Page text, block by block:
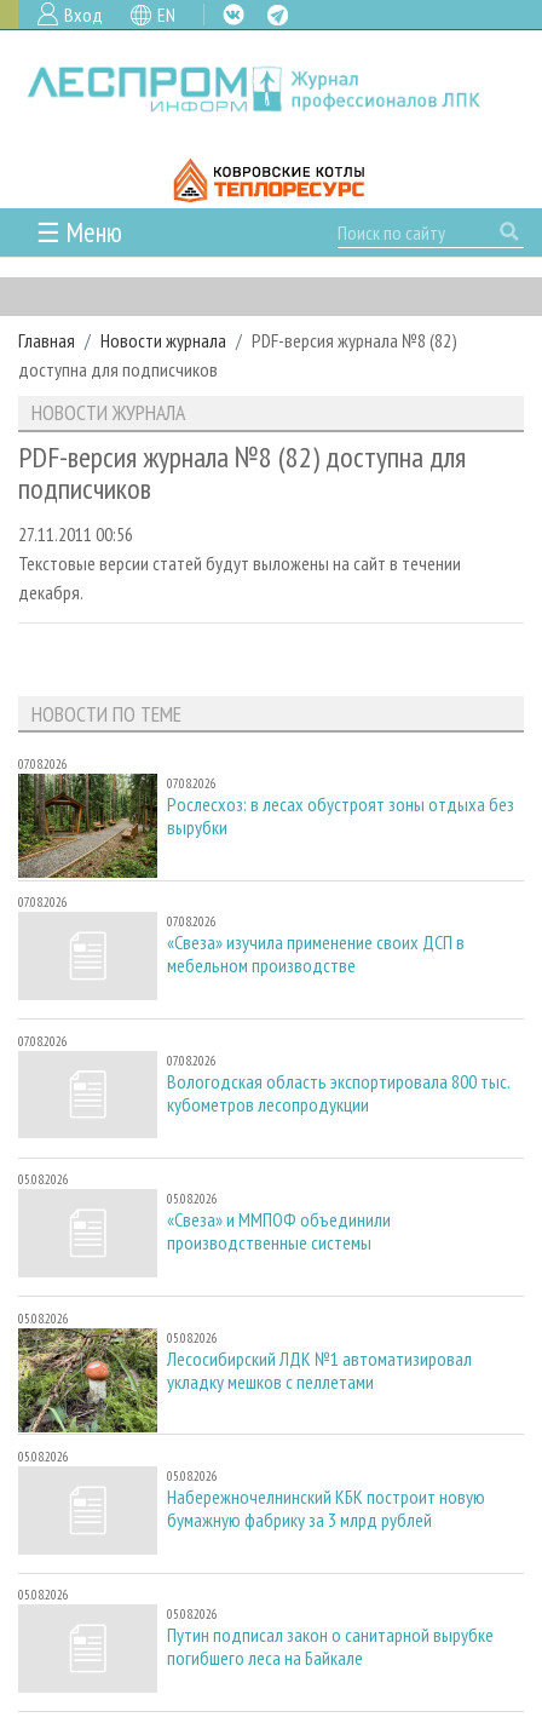
Вход EN
☰ Меню
ГЛАВНАЯ
РУБРИКИ И ТЕМЫ
РУБРИКИ ЖУРНАЛА
ЛЕСОЗАГОТОВКА
ЛЕСОПИЛЕНИЕ
СУШКА ДРЕВЕСИНЫ
ПРОИЗВОДСТВО ДРЕВЕСНЫХ ПЛИТ
БИОЭНЕРГЕТИКА
ЦБП
ИНСТРУМЕНТ И МАТЕРИАЛЫ
НОВОСТИ
НОВОСТИ ЛПК
НОВОСТИ ЖУРНАЛА
ПРОЕКТЫ ЛПИ
АНАЛИТИКА
ПРЕДПРИЯТИЯ ЛПК
ПЕРСОНЫ
МОБИЛЬНЫЕ ВЫСТАВКИ
RUSSIAN FORESTRY REVIEW
ГАЗЕТА ЛЕСПРОМФОРУМ
БИБЛИОТЕКА СПЕЦИАЛИСТА
АРХИВ
АРХИВ ЖУРНАЛОВ
О ЖУРНАЛЕ
ПОДПИСКА
КОНТАКТЫ
РЕКЛАМОДАТЕЛЯМ
РЕКЛАМА
РЕКЛАМА НА САЙТЕ
Главная Новости журнала
PDF-версия журнала №8 (82)
доступна для подписчиков
НОВОСТИ ЖУРНАЛА
PDF-версия журнала №8 (82) доступна для
подписчиков
27.11.2011 00:56
Текстовые версии статей будут выложены на сайт в течении
декабря.
НОВОСТИ ПО ТЕМЕ
07.08.2026
07.08.2026
Рослесхоз: в лесах обустроят зоны отдыха без
вырубки
07.08.2026
07.08.2026
«Свеза» изучила применение своих ДСП в
мебельном производстве
07.08.2026
07.08.2026
Вологодская область экспортировала 800 тыс.
кубометров лесопродукции
05.08.2026
05.08.2026
«Свеза» и ММПОФ объединили
производственные системы
05.08.2026
05.08.2026
Лесосибирский ЛДК №1 автоматизировал
укладку мешков с пеллетами
05.08.2026
05.08.2026
Набережночелнинский КБК построит новую
бумажную фабрику за 3 млрд рублей
05.08.2026
05.08.2026
Путин подписал закон о санитарной вырубке
погибшего леса на Байкале